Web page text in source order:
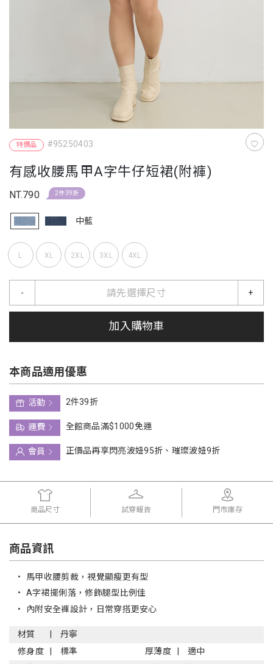
特價品 #95250403
有感收腰馬甲A字牛仔短裙(附褲)
NT.790 2件39折
中藍
L XL 2XL 3XL 4XL
請先選擇尺寸
- +
加入購物車
本商品適用優惠
活動
2件39折
運費
全館商品滿$1000免運
會員
正價品再享閃亮波妞95折、璀璨波妞9折
商品尺寸 試穿報告 門市庫存
商品資訊
• 馬甲收腰剪裁，視覺顯瘦更有型
• A字裙擺俐落，修飾腿型比例佳
• 內附安全褲設計，日常穿搭更安心
材質
丹寧
修身度
標準 厚薄度
適中